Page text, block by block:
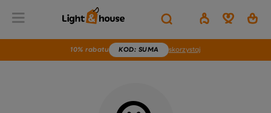
10% rabatu KOD: SUMA skorzystaj
Home Brak produktu